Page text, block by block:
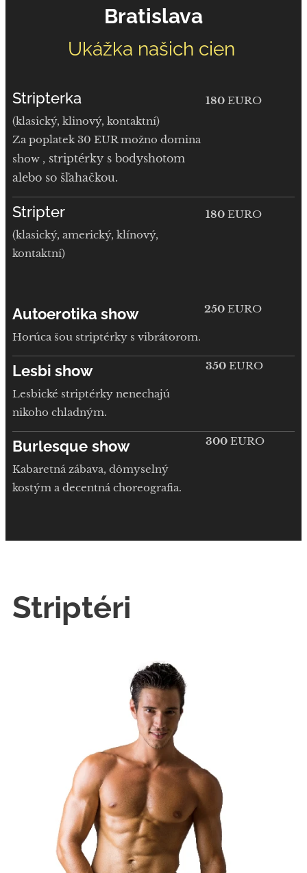
Bratislava
Ukážka našich cien
Stripterka
(klasický, klinový, kontaktní)
Za poplatek 30 EUR možno domina
show , striptérky s bodyshotom
alebo so šľahačkou.
180 EURO
Stripter
(klasický, americký, klínový,
kontaktní)
180 EURO
Autoerotika show
Horúca šou striptérky s vibrátorom.
250 EURO
Lesbi show
Lesbické striptérky nenechajú
nikoho chladným.
350 EURO
Burlesque show
Kabaretná zábava, dômyselný
kostým a decentná choreografia.
300 EURO
Striptéri